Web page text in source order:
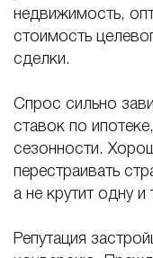
недвижимость,
стоимость
сделки.
Спрос сильно
ставок по
сезонности.
перестраивать
а не крутит одну
Репутация